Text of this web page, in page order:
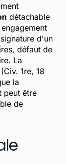
détachable
d'un
défaut de
La
1re, 18
la
peut être
de